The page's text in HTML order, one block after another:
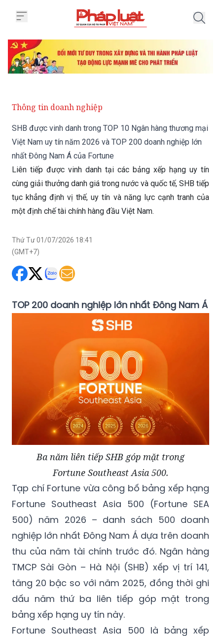
Thông tin doanh nghiệp
SHB được vinh danh trong TOP 10 Ngân hàng thương mại
Việt Nam uy tín năm 2026 và TOP 200 doanh nghiệp lớn
nhất Đông Nam Á của Fortune
Liên tiếp được vinh danh tại các bảng xếp hạng uy tín
cùng giải thưởng danh giá trong nước và quốc tế, SHB tiếp
tục khẳng định vị thế, uy tín và năng lực cạnh tranh của
một định chế tài chính hàng đầu Việt Nam.
Thứ Tư 01/07/2026 18:41
(GMT+7)
TOP 200 doanh nghiệp lớn nhất Đông Nam Á
Ba năm liên tiếp SHB góp mặt trong
Fortune Southeast Asia 500.
Tạp chí Fortune vừa công bố bảng xếp hạng
Fortune Southeast Asia 500 (Fortune SEA
500) năm 2026 – danh sách 500 doanh
nghiệp lớn nhất Đông Nam Á dựa trên doanh
thu của năm tài chính trước đó. Ngân hàng
TMCP Sài Gòn – Hà Nội (SHB) xếp vị trí 141,
tăng 20 bậc so với năm 2025, đồng thời ghi
dấu năm thứ ba liên tiếp góp mặt trong
bảng xếp hạng uy tín này.
Fortune Southeast Asia 500 là bảng xếp